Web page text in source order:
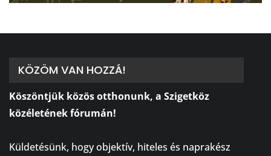
KÖZÖM VAN HOZZÁ!
Köszöntjük közös otthonunk, a Szigetköz
közéletének fórumán!
Küldetésünk, hogy objektív, hiteles és naprakész